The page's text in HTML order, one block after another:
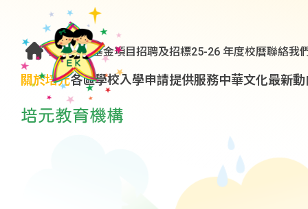
優質教育基金項目 招聘及招標25-26 年度校曆聯絡我
關於培元各區學校入學申請提供服務中華文化最新動